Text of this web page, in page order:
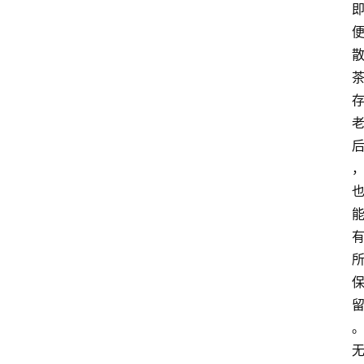
即
便
散
茶
存
老
后
，
也
能
有
所
保
留
。
无